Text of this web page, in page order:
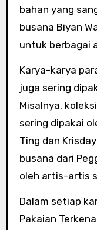
bahan yang
busana Biyan
untuk berbagai
Karya-karya
juga sering
Misalnya,
sering dipakai
Ting dan
busana dari
oleh artis-artis
Dalam setiap
Pakaian